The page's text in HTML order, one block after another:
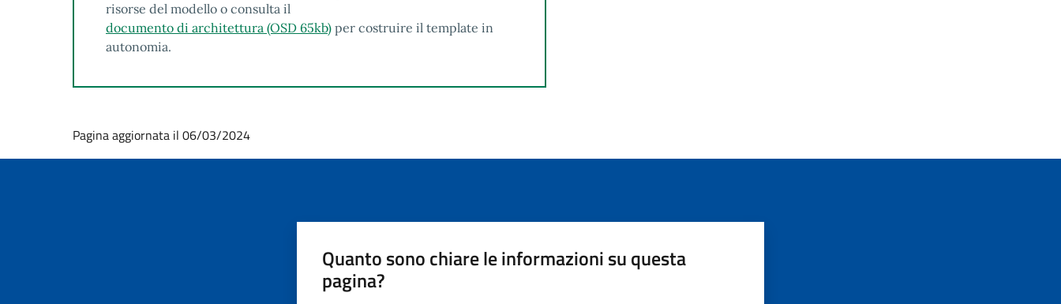
risorse del modello o consulta il
documento di architettura (OSD 65kb)per costruire il template in
autonomia.
Pagina aggiornata il 06/03/2024
Quanto sono chiare le informazioni su questa
pagina?